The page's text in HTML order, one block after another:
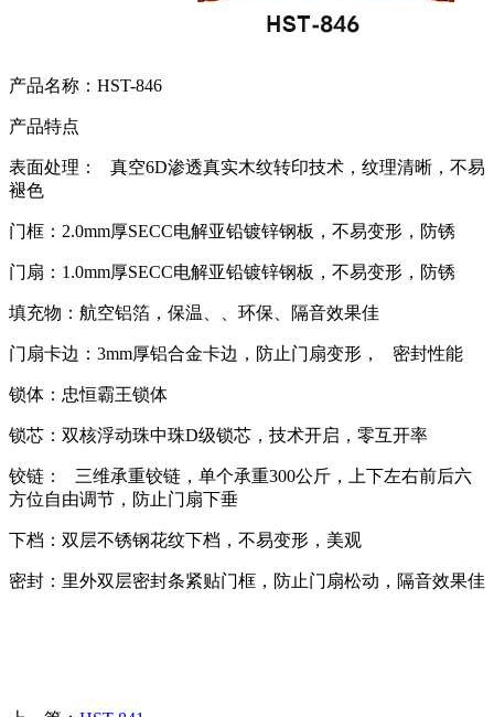
产品名称：HST-846
产品特点
表面处理： 真空6D渗透真实木纹转印技术，纹理清晰，不易
褪色
门框：2.0mm厚SECC电解亚铅镀锌钢板，不易变形，防锈
门扇：1.0mm厚SECC电解亚铅镀锌钢板，不易变形，防锈
填充物：航空铝箔，保温、、环保、隔音效果佳
门扇卡边：3mm厚铝合金卡边，防止门扇变形， 密封性能
锁体：忠恒霸王锁体
锁芯：双核浮动珠中珠D级锁芯，技术开启，零互开率
铰链： 三维承重铰链，单个承重300公斤，上下左右前后六
方位自由调节，防止门扇下垂
下档：双层不锈钢花纹下档，不易变形，美观
密封：里外双层密封条紧贴门框，防止门扇松动，隔音效果佳